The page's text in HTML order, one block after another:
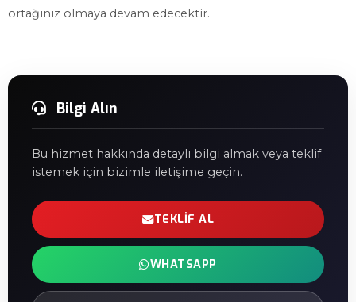
ortağınız olmaya devam edecektir.
Bilgi Alın
Bu hizmet hakkında detaylı bilgi almak veya teklif
istemek için bizimle iletişime geçin.
TEKLIF AL
WHATSAPP